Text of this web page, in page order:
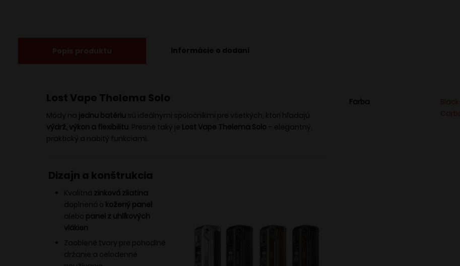
Informácie o dodaní
Lost Vape Thelema Solo
Módy na jednu batériu sú ideálnymi spoločníkmi pre všetkých, ktorí hľadajú
výdrž, výkon a flexibilitu. Presne taký je Lost Vape Thelema Solo – elegantný,
praktický a nabitý funkciami.
Dizajn a konštrukcia
Kvalitná zinková zliatina
doplnená o kožený panel
alebo panel z uhlíkových
vlákien
Zaoblené tvary pre pohodlné
držanie a celodenné
Farba